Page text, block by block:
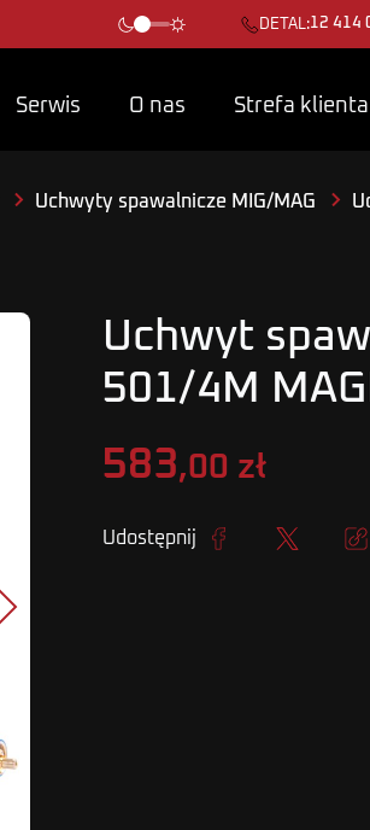
DETAL:12 414
Serwis O nas Strefa klienta
Uchwyty spawalnicze MIG/MAG
Następny
Uchwyt
501/4M
583,00 zł
Udostępnij